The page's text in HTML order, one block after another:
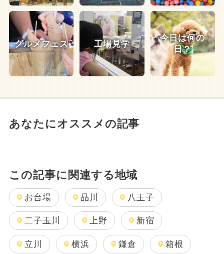
グルメフェス 工場見学
今日は何の
日？
あなたにオススメの記事
この記事に関連する地域
お台場 品川 八王子
二子玉川 上野 新宿
立川 横浜 鎌倉 箱根